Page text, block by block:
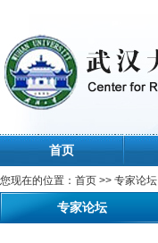
首页
您现在的位置： 首页 >> 专家论坛
专家论坛